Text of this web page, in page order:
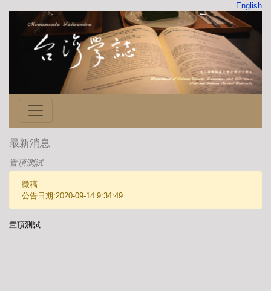
English
最新消息
置頂測試
徵稿
公告日期:2020-09-14 9:34:49
置頂測試